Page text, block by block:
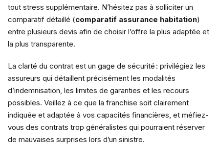
tout stress supplémentaire. N’hésitez pas à solliciter un
comparatif détaillé (comparatif assurance habitation)
entre plusieurs devis afin de choisir l’offre la plus adaptée et
la plus transparente.
La clarté du contrat est un gage de sécurité : privilégiez les
assureurs qui détaillent précisément les modalités
d’indemnisation, les limites de garanties et les recours
possibles. Veillez à ce que la franchise soit clairement
indiquée et adaptée à vos capacités financières, et méfiez-
vous des contrats trop généralistes qui pourraient réserver
de mauvaises surprises lors d’un sinistre.